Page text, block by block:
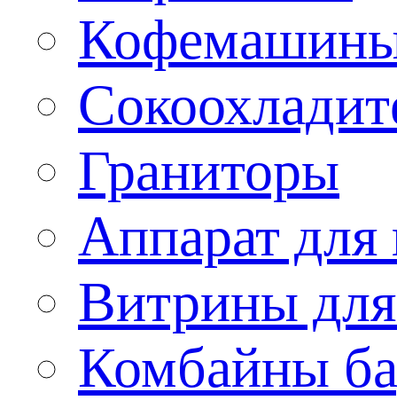
Граниторы
Аппарат для
Витрины
Комбайны